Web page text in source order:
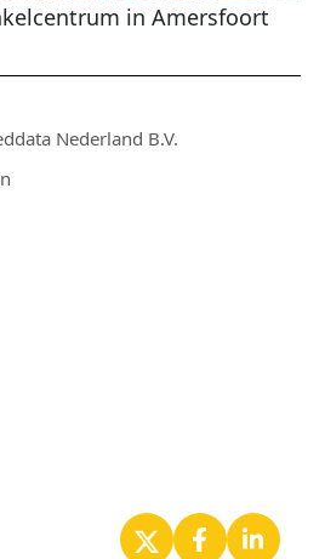
in Amersfoort
Nederland B.V.